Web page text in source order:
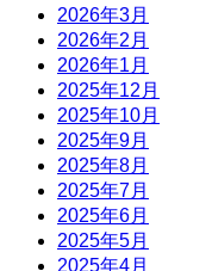
2026年3月
2026年2月
2026年1月
2025年12月
2025年10月
2025年9月
2025年8月
2025年7月
2025年6月
2025年5月
2025年4月